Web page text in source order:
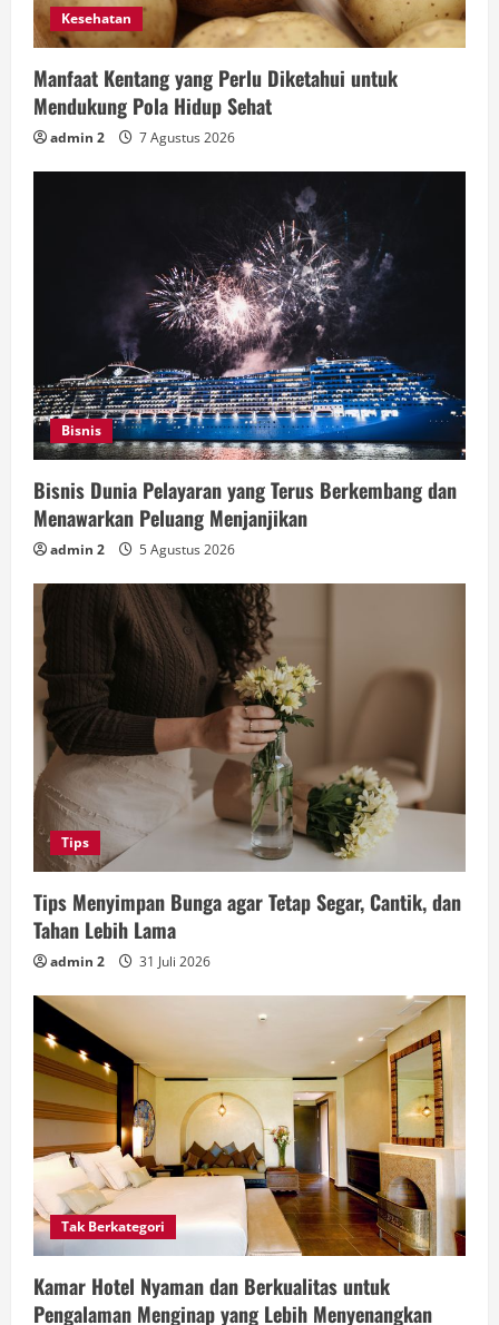
Kesehatan
Manfaat Kentang yang Perlu Diketahui untuk
Mendukung Pola Hidup Sehat
admin 2 7 Agustus 2026
Bisnis
Bisnis Dunia Pelayaran yang Terus Berkembang dan
Menawarkan Peluang Menjanjikan
admin 2 5 Agustus 2026
Tips
Tips Menyimpan Bunga agar Tetap Segar, Cantik, dan
Tahan Lebih Lama
admin 2 31 Juli 2026
Tak Berkategori
Kamar Hotel Nyaman dan Berkualitas untuk
Pengalaman Menginap yang Lebih Menyenangkan